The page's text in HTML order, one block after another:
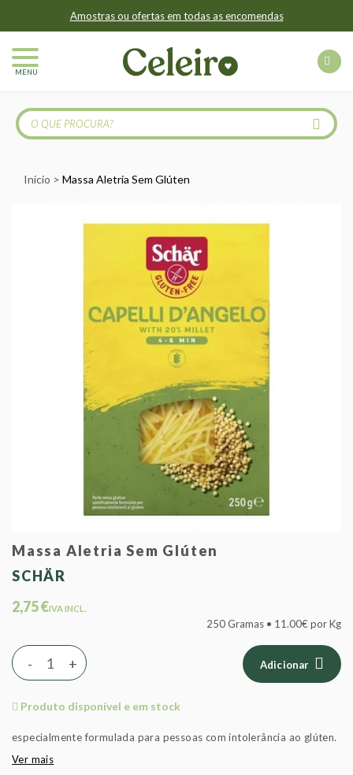
Amostras ou ofertas em todas as encomendas
MENU
Início Massa Aletria Sem Glúten
Massa Aletria Sem Glúten
SCHÄR
2,75 €IVA INCL.
250 Gramas • 11.00€ por Kg
+
- Adicionar
Produto disponível e em stock
especialmente formulada para pessoas com intolerância ao glúten.
Ver mais